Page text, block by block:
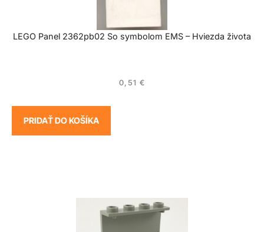
LEGO Panel 2362pb02 So symbolom EMS – Hviezda života
0,51 €
PRIDAŤ DO KOŠÍKA